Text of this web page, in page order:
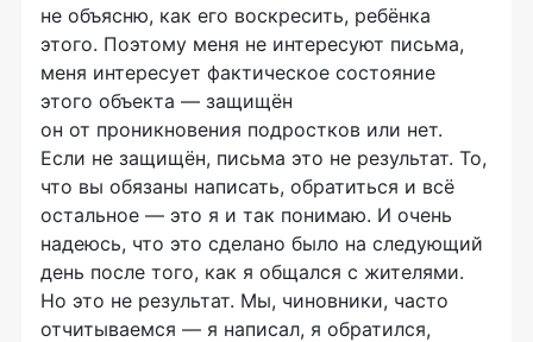
не объясню, как его воскресить, ребёнка
этого. Поэтому меня не интересуют письма,
меня интересует фактическое состояние
этого объекта — защищён
он от проникновения подростков или нет.
Если не защищён, письма это не результат. То,
что вы обязаны написать, обратиться и всё
остальное — это я и так понимаю. И очень
надеюсь, что это сделано было на следующий
день после того, как я общался с жителями.
Но это не результат. Мы, чиновники, часто
отчитываемся — я написал, я обратился,